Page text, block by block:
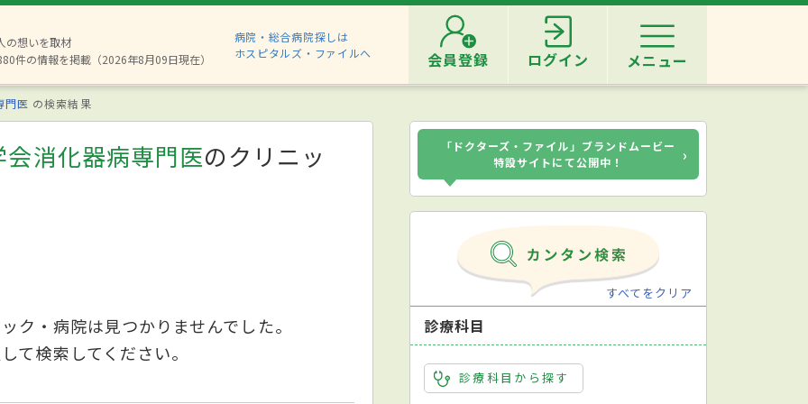
の想いを取材
件の情報を掲載（2026年8月09日現在）
病院・総合病院探しは
ホスピタルズ・ファイルへ
会員登録 ログイン メニュー
門医 の検索結果
消化器病専門医のクリニッ
ク・病院は見つかりませんでした。
て検索してください。
「ドクターズ・ファイル」ブランドムービー
特設サイトにて公開中！
›
すべてをクリア
診療科目
診療科目から探す